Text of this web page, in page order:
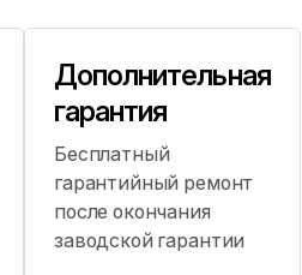
Дополнительная
гарантия
Бесплатный
гарантийный ремонт
после окончания
заводской гарантии